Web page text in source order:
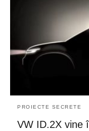
PROIECTE SECRETE
VW ID.2X vine